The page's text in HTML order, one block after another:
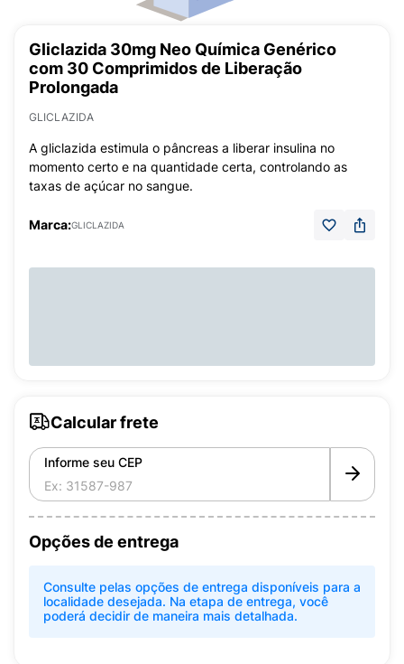
Gliclazida 30mg Neo Química Genérico
com 30 Comprimidos de Liberação
Prolongada
GLICLAZIDA
A gliclazida estimula o pâncreas a liberar insulina no
momento certo e na quantidade certa, controlando as
taxas de açúcar no sangue.
Marca:GLICLAZIDA
Calcular frete
Informe seu CEP
Opções de entrega
Consulte pelas opções de entrega disponíveis para a
localidade desejada. Na etapa de entrega, você
poderá decidir de maneira mais detalhada.